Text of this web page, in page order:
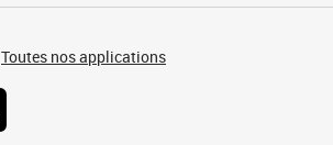
Toutes nos applications